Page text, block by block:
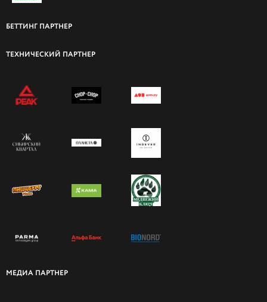
БЕТТИНГ ПАРТНЕР
ТЕХНИЧЕСКИЙ ПАРТНЕР
МЕДИА ПАРТНЕР